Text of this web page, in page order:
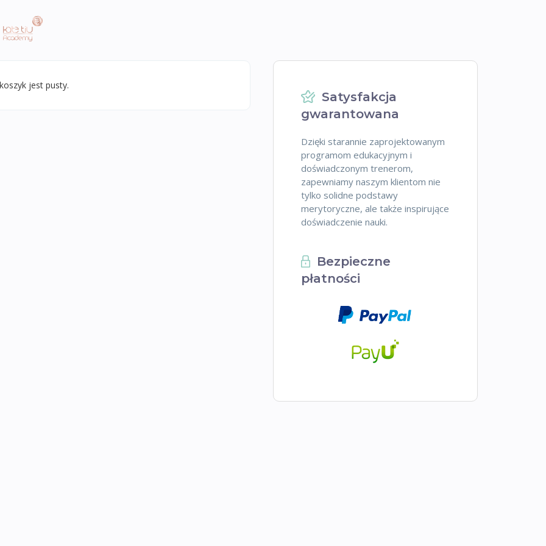
jest pusty.
Satysfakcja
gwarantowana
Dzięki starannie zaprojektowanym
programom edukacyjnym i
doświadczonym trenerom,
zapewniamy naszym klientom nie
tylko solidne podstawy
merytoryczne, ale także inspirujące
doświadczenie nauki.
Bezpieczne
płatności